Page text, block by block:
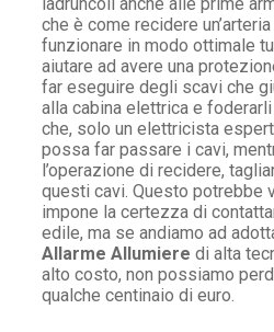
che è come recidere
funzionare in modo ottimale
aiutare ad avere una
far eseguire degli scavi che
alla cabina elettrica e
che, solo un elettricista
possa far passare i cavi,
l’operazione di recidere,
questi cavi. Questo potrebbe
impone la certezza di
edile, ma se andiamo ad
Allarme Allumiere di alta
alto costo, non possiamo
qualche centinaio di euro.